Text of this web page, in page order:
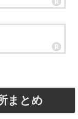
まとめ